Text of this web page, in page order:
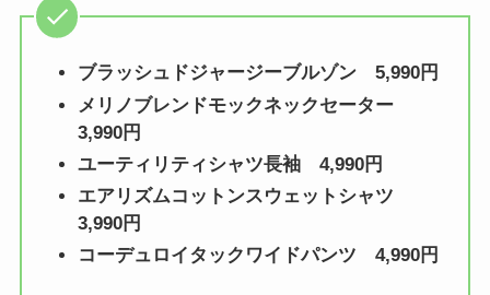
ブラッシュドジャージーブルゾン
5,990円
メリノブレンドモックネックセーター
3,990円
ユーティリティシャツ長袖 4,990円
エアリズムコットンスウェットシャツ
3,990円
コーデュロイタックワイドパンツ 4,990円